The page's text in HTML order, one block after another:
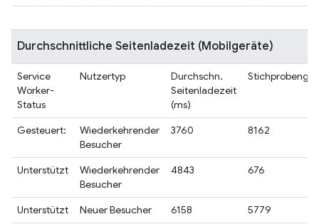
Durchschnittliche Seitenladezeit (Mobilgeräte)
Service
Worker-
Status
Nutzertyp
Durchschn.
Seitenladezeit
(ms)
Gesteuert:
Wiederkehrender
Besucher
3760 8162
Unterstützt
Wiederkehrender
Besucher
4843 676
Unterstützt Neuer Besucher 6158 5779